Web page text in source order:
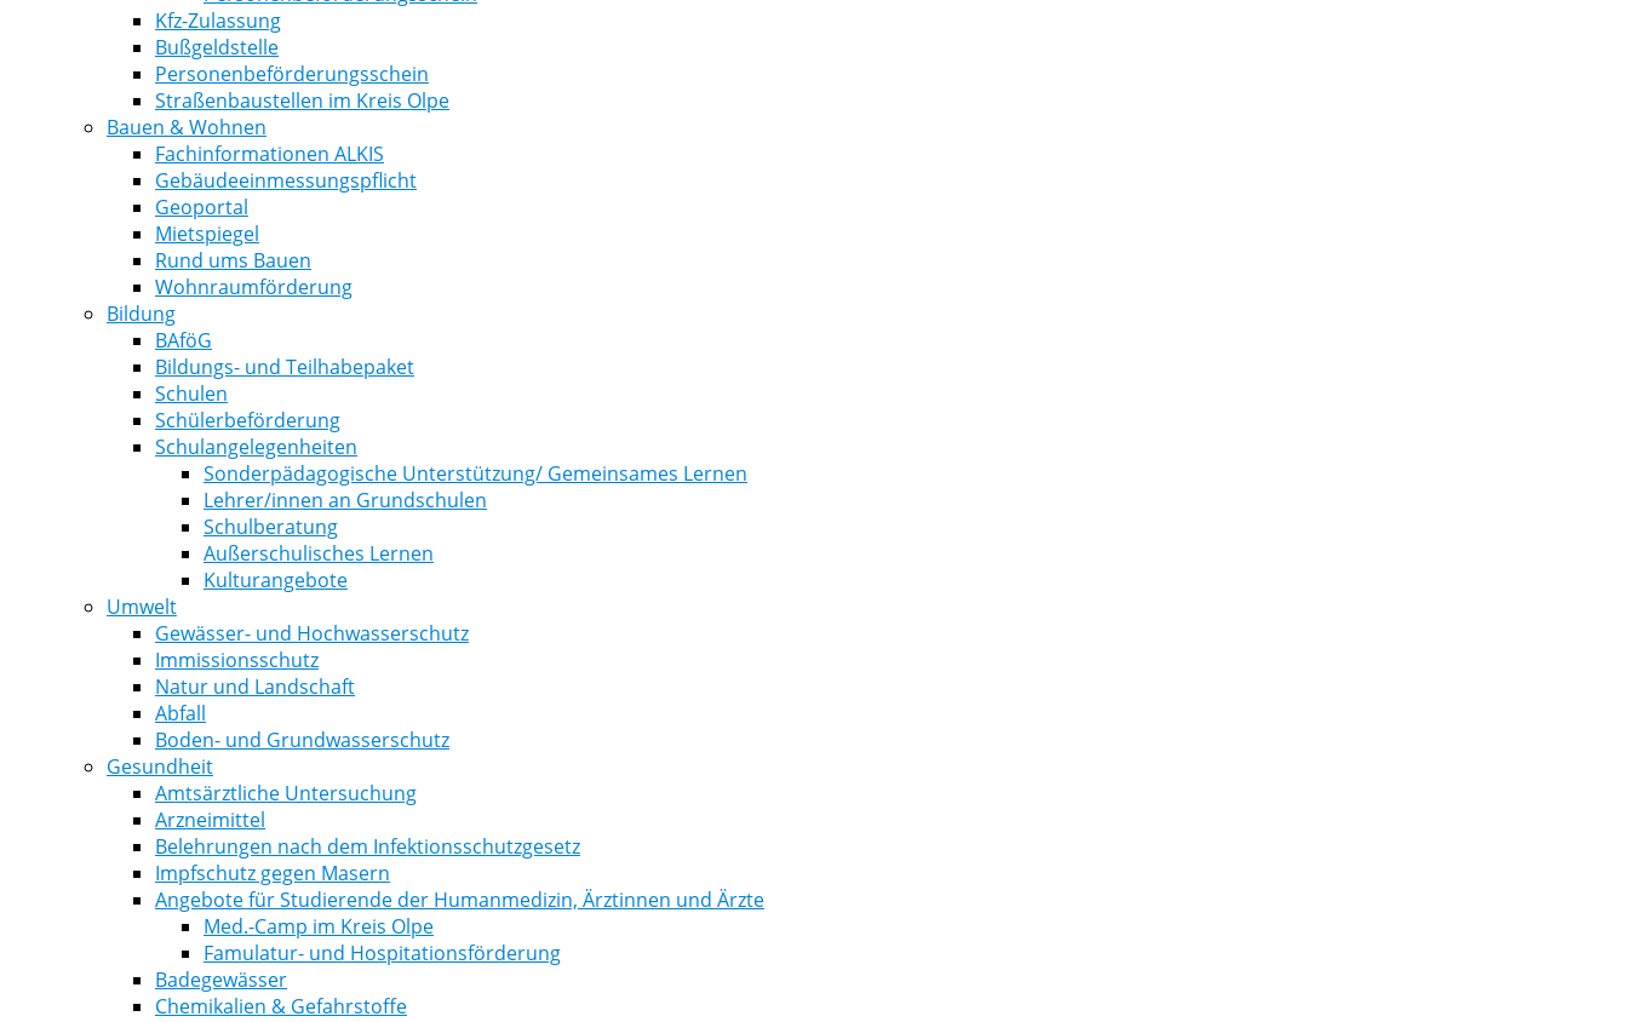
Kfz-Zulassung
Bußgeldstelle
Personenbeförderungsschein
Straßenbaustellen im Kreis Olpe
Bauen & Wohnen
Fachinformationen ALKIS
Gebäudeeinmessungspflicht
Geoportal
Mietspiegel
Rund ums Bauen
Wohnraumförderung
Bildung
BAföG
Bildungs- und Teilhabepaket
Schulen
Schülerbeförderung
Schulangelegenheiten
Sonderpädagogische Unterstützung/ Gemeinsames Lernen
Lehrer/innen an Grundschulen
Schulberatung
Außerschulisches Lernen
Kulturangebote
Umwelt
Gewässer- und Hochwasserschutz
Immissionsschutz
Natur und Landschaft
Abfall
Boden- und Grundwasserschutz
Gesundheit
Amtsärztliche Untersuchung
Arzneimittel
Belehrungen nach dem Infektionsschutzgesetz
Impfschutz gegen Masern
Angebote für Studierende der Humanmedizin, Ärztinnen und Ärzte
Med.-Camp im Kreis Olpe
Famulatur- und Hospitationsförderung
Badegewässer
Chemikalien & Gefahrstoffe